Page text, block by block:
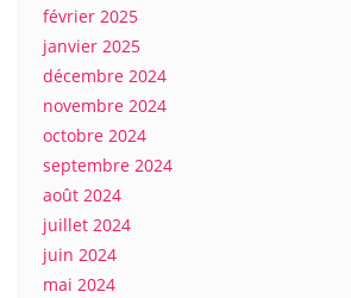
février 2025
janvier 2025
décembre 2024
novembre 2024
octobre 2024
septembre 2024
août 2024
juillet 2024
juin 2024
mai 2024